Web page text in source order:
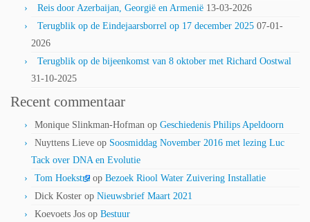
Reis door Azerbaijan, Georgië en Armenië 13-03-2026
Terugblik op de Eindejaarsborrel op 17 december 2025 07-01-
2026
Terugblik op de bijeenkomst van 8 oktober met Richard Oostwal
31-10-2025
Recent commentaar
Monique Slinkman-Hofman op Geschiedenis Philips Apeldoorn
Nuyttens Lieve op Soosmiddag November 2016 met lezing Luc
Tack over DNA en Evolutie
Tom Hoekstra op Bezoek Riool Water Zuivering Installatie
Dick Koster op Nieuwsbrief Maart 2021
Koevoets Jos op Bestuur